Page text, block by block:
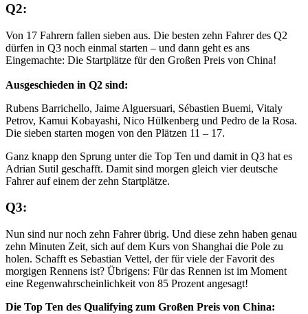
Q2:
Von 17 Fahrern fallen sieben aus. Die besten zehn Fahrer des Q2
dürfen in Q3 noch einmal starten – und dann geht es ans
Eingemachte: Die Startplätze für den Großen Preis von China!
Ausgeschieden in Q2 sind:
Rubens Barrichello, Jaime Alguersuari, Sébastien Buemi, Vitaly
Petrov, Kamui Kobayashi, Nico Hülkenberg und Pedro de la Rosa.
Die sieben starten mogen von den Plätzen 11 – 17.
Ganz knapp den Sprung unter die Top Ten und damit in Q3 hat es
Adrian Sutil geschafft. Damit sind morgen gleich vier deutsche
Fahrer auf einem der zehn Startplätze.
Q3:
Nun sind nur noch zehn Fahrer übrig. Und diese zehn haben genau
zehn Minuten Zeit, sich auf dem Kurs von Shanghai die Pole zu
holen. Schafft es Sebastian Vettel, der für viele der Favorit des
morgigen Rennens ist? Übrigens: Für das Rennen ist im Moment
eine Regenwahrscheinlichkeit von 85 Prozent angesagt!
Die Top Ten des Qualifying zum Großen Preis von China: